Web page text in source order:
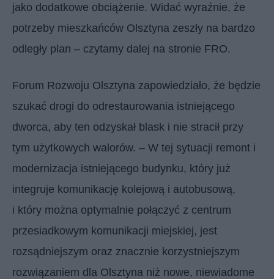
jako dodatkowe obciążenie. Widać wyraźnie, że
potrzeby mieszkańców Olsztyna zeszły na bardzo
odległy plan – czytamy dalej na stronie FRO.
Forum Rozwoju Olsztyna zapowiedziało, że będzie
szukać drogi do odrestaurowania istniejącego
dworca, aby ten odzyskał blask i nie stracił przy
tym użytkowych walorów. – W tej sytuacji remont i
modernizacja istniejącego budynku, który już
integruje komunikację kolejową i autobusową,
i który można optymalnie połączyć z centrum
przesiadkowym komunikacji miejskiej, jest
rozsądniejszym oraz znacznie korzystniejszym
rozwiązaniem dla Olsztyna niż nowe, niewiadome